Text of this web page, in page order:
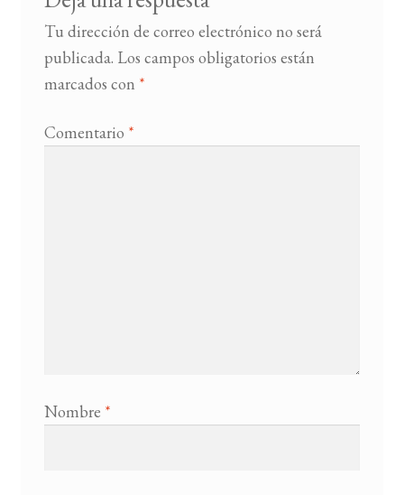
Tu dirección de correo electrónico no será
publicada. Los campos obligatorios están
marcados con *
Comentario *
Nombre *